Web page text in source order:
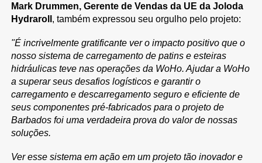
Mark Drummen, Gerente de Vendas da UE da Joloda
Hydraroll , também expressou seu orgulho pelo projeto:
"É incrivelmente gratificante ver o impacto positivo que o
nosso sistema de carregamento de patins e esteiras
hidráulicas teve nas operações da WoHo. Ajudar a WoHo
a superar seus desafios logísticos e garantir o
carregamento e descarregamento seguro e eficiente de
seus componentes pré-fabricados para o projeto de
Barbados foi uma verdadeira prova do valor de nossas
soluções.
Ver esse sistema em ação em um projeto tão inovador e